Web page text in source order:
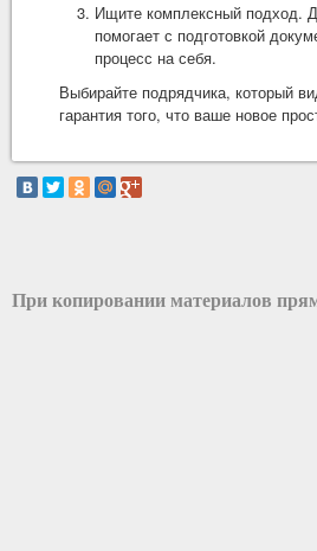
Ищите комплексный подход.
помогает с подготовкой
процесс на себя.
Выбирайте подрядчика, который
гарантия того, что ваше новое
При копировании материалов